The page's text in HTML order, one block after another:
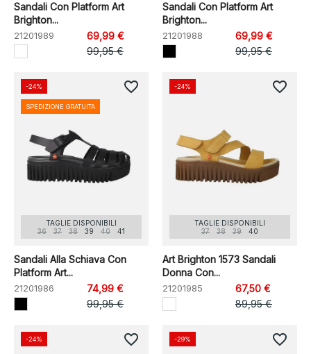
Sandali Con Platform Art
Brighton...
21201989
69,99 €
99,95 €
Sandali Con Platform Art
Brighton...
21201988
69,99 €
99,95 €
TAGLIE DISPONIBILI
36
37 38 39 40 41
Sandali Alla Schiava Con
Platform Art...
21201986
74,99 €
99,95 €
-24%
SPEDIZIONE GRATUITA
favorite_border
TAGLIE DISPONIBILI
37
38 39 40
Art Brighton 1573 Sandali
Donna Con...
21201985
67,50 €
89,95 €
-24% favorite_border
-24% favorite_border -29% favorite_border